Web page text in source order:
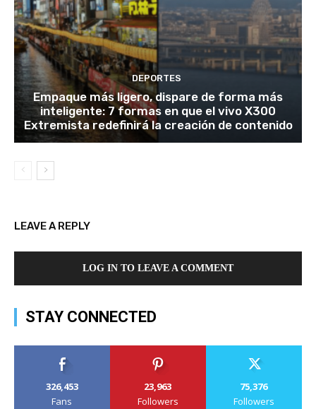
DEPORTES
Empaque más ligero, dispare de forma más
inteligente: 7 formas en que el vivo X300
Extremista redefinirá la creación de contenido
LEAVE A REPLY
LOG IN TO LEAVE A COMMENT
STAY CONNECTED
326,453
Fans
23,963
Followers
75,376
Followers